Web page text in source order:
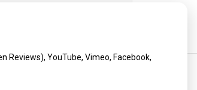
Reviews), YouTube, Vimeo, Facebook,